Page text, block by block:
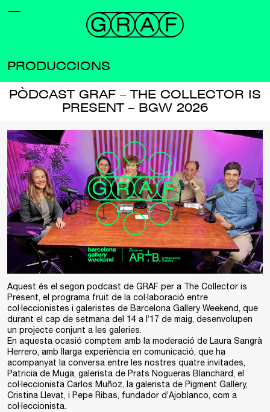
PRODUCCIONS
PÒDCAST GRAF – THE COLLECTOR IS
PRESENT – BGW 2026
Aquest és el segon podcast de GRAF per a ⁠⁠The Collector is
Present⁠⁠, el programa fruit de la col·laboració entre
col·leccionistes i galeristes de Barcelona Gallery Weekend, que
durant el cap de setmana del 14 a l’17 de maig, desenvolupen
un projecte conjunt a les galeries.
En aquesta ocasió comptem amb la moderació de Laura Sangrà
Herrero, amb llarga experiència en comunicació, que ha
acompanyat la conversa entre les nostres quatre invitades,
Patricia de Muga, galerista de Prats Nogueras Blanchard, el
col·leccionista Carlos Muñoz, la galerista de Pigment Gallery,
Cristina Llevat, i Pepe Ribas, fundador d’Ajoblanco, com a
col·leccionista.